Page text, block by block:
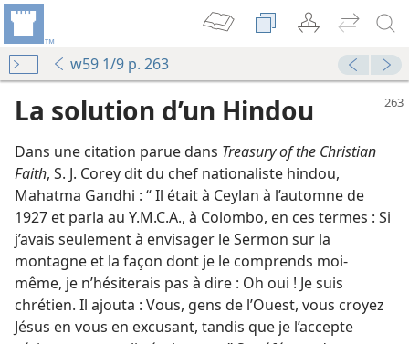
w59 1/9 p. 263
ils tournés vers lui?
bonheur
La solution d’un Hindou
Dans une citation parue dans Treasury of the Christian
Faith, S. J. Corey dit du chef nationaliste hindou,
Mahatma Gandhi : “ Il était à Ceylan à l’automne de
1927 et parla au Y.M.C.A., à Colombo, en ces termes : Si
j’avais seulement à envisager le Sermon sur la
montagne et la façon dont je le comprends moi-​
même, je n’hésiterais pas à dire : Oh oui ! Je suis
chrétien. Il ajouta : Vous, gens de l’Ouest, vous croyez
Jésus en vous en excusant, tandis que je l’accepte